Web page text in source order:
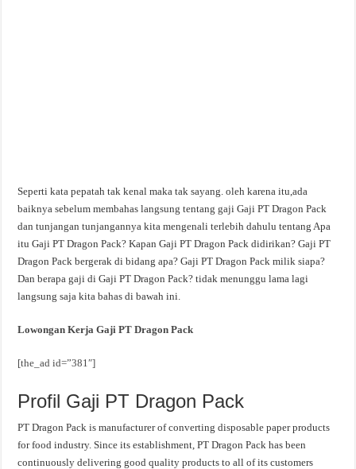
Seperti kata pepatah tak kenal maka tak sayang. oleh karena itu,ada
baiknya sebelum membahas langsung tentang gaji Gaji PT Dragon Pack
dan tunjangan tunjangannya kita mengenali terlebih dahulu tentang Apa
itu Gaji PT Dragon Pack? Kapan Gaji PT Dragon Pack didirikan? Gaji PT
Dragon Pack bergerak di bidang apa? Gaji PT Dragon Pack milik siapa?
Dan berapa gaji di Gaji PT Dragon Pack? tidak menunggu lama lagi
langsung saja kita bahas di bawah ini.
Lowongan Kerja Gaji PT Dragon Pack
[the_ad id=”381″]
Profil Gaji PT Dragon Pack
PT Dragon Pack is manufacturer of converting disposable paper products
for food industry. Since its establishment, PT Dragon Pack has been
continuously delivering good quality products to all of its customers